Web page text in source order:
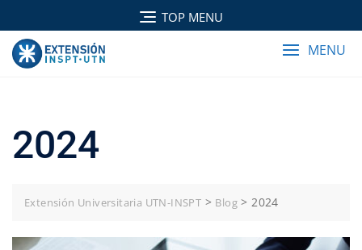
TOP MENU
MENU
2024
Extensión Universitaria UTN-INSPT > Blog >2024